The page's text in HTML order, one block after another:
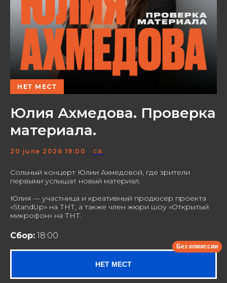
НЕТ МЕСТ
Юлия Ахмедова. Проверка
материала.
20 june 2026 19:00 СБ
Сольный концерт Юлии Ахмедовой, где зрители
первыми услышат новый материал.
Юлия — участница и креативный продюсер проекта
«StandUp» на ТНТ, а также член жюри шоу «Открытый
микрофон» на ТНТ.
Сбор: 18:00
НЕТ МЕСТ